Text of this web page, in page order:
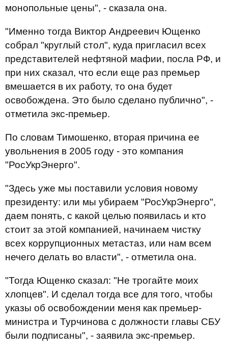
монопольные цены", - сказала она.
"Именно тогда Виктор Андреевич Ющенко
собрал "круглый стол", куда пригласил всех
представителей нефтяной мафии, посла РФ, и
при них сказал, что если еще раз премьер
вмешается в их работу, то она будет
освобождена. Это было сделано публично", -
отметила экс-премьер.
По словам Тимошенко, вторая причина ее
увольнения в 2005 году - это компания
"РосУкрЭнерго".
"Здесь уже мы поставили условия новому
президенту: или мы убираем "РосУкрЭнерго",
даем понять, с какой целью появилась и кто
стоит за этой компанией, начинаем чистку
всех коррупционных метастаз, или нам всем
нечего делать во власти", - отметила она.
"Тогда Ющенко сказал: "Не трогайте моих
хлопцев". И сделал тогда все для того, чтобы
указы об освобождении меня как премьер-
министра и Турчинова с должности главы СБУ
были подписаны", - заявила экс-премьер.